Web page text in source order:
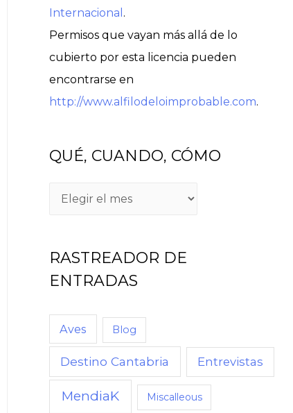
Internacional .
Permisos que vayan más allá de lo
cubierto por esta licencia pueden
encontrarse en
http://www.alfilodeloimprobable.com.
QUÉ, CUANDO, CÓMO
RASTREADOR DE
ENTRADAS
Aves Blog
Destino Cantabria Entrevistas
MendiaK Miscalleous